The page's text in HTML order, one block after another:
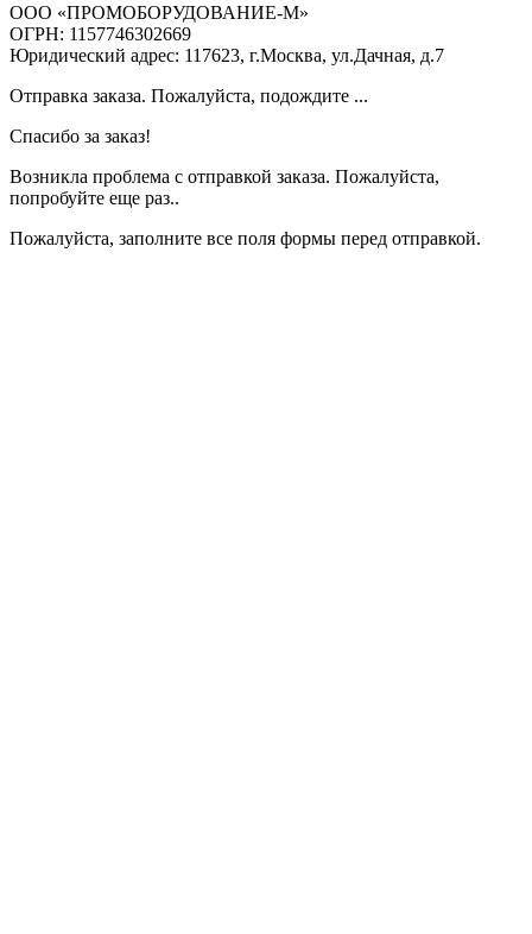
ООО «ПРОМОБОРУДОВАНИЕ-М»
ОГРН: 1157746302669
Юридический адрес: 117623, г.Москва, ул.Дачная, д.7
Отправка заказа. Пожалуйста, подождите ...
Спасибо за заказ!
Возникла проблема с отправкой заказа. Пожалуйста,
попробуйте еще раз..
Пожалуйста, заполните все поля формы перед отправкой.